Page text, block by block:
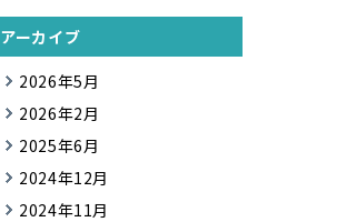
アーカイブ
2026年5月
2026年2月
2025年6月
2024年12月
2024年11月